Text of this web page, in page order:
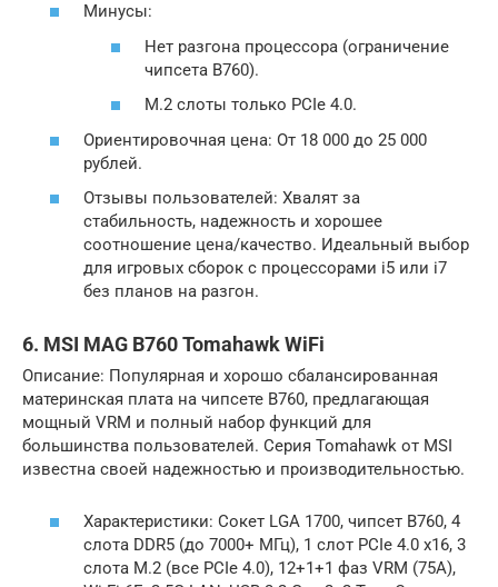
Минусы:
Нет разгона процессора (ограничение
чипсета B760).
M.2 слоты только PCIe 4.0.
Ориентировочная цена: От 18 000 до 25 000
рублей.
Отзывы пользователей: Хвалят за
стабильность, надежность и хорошее
соотношение цена/качество. Идеальный выбор
для игровых сборок с процессорами i5 или i7
без планов на разгон.
6. MSI MAG B760 Tomahawk WiFi
Описание: Популярная и хорошо сбалансированная
материнская плата на чипсете B760, предлагающая
мощный VRM и полный набор функций для
большинства пользователей. Серия Tomahawk от MSI
известна своей надежностью и производительностью.
Характеристики: Сокет LGA 1700, чипсет B760, 4
слота DDR5 (до 7000+ МГц), 1 слот PCIe 4.0 x16, 3
слота M.2 (все PCIe 4.0), 12+1+1 фаз VRM (75A),